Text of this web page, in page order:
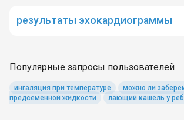
результаты эхокардиограммы
Популярные запросы пользователей
ингаляция при температуре
можно ли
предсеменной жидкости
лающий кашель у